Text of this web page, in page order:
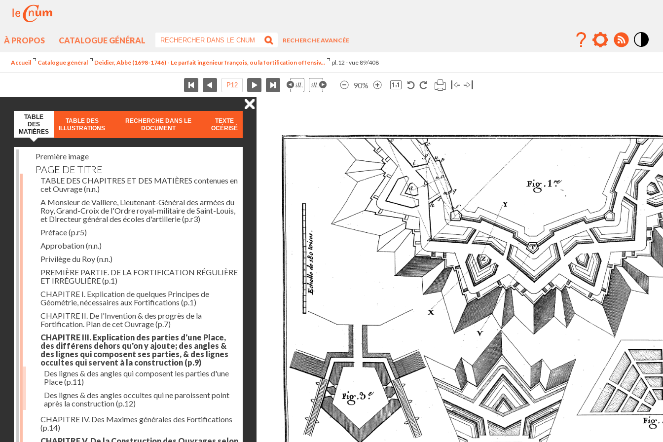
À PROPOS CATALOGUE GÉNÉRAL
RECHERCHE AVANCÉE
Accueil Catalogue général Deidier, Abbé (1698-1746) - Le parfait ingénieur françois, ou la fortification offensiv... pl.12 - vue 89/408
90%
TABLE
DES
MATIÈRES
TABLE DES
ILLUSTRATIONS
RECHERCHE DANS LE
DOCUMENT
TEXTE
OCÉRISÉ
Première image
PAGE DE TITRE
TABLE DES CHAPITRES ET DES MATIÈRES contenues en
cet Ouvrage(n.n.)
A Monsieur de Valliere, Lieutenant-Général des armées du
Roy, Grand-Croix de l'Ordre royal-militaire de Saint-Louis,
et Directeur général des écoles d'artillerie(p.r3)
Préface(p.r5)
Approbation(n.n.)
Privilège du Roy(n.n.)
PREMIÈRE PARTIE. DE LA FORTIFICATION RÉGULIÈRE
ET IRRÉGULIÈRE(p.1)
CHAPITRE I. Explication de quelques Principes de
Géométrie, nécessaires aux Fortifications (p.1)
CHAPITRE II. De l'Invention & des progrès de la
Fortification. Plan de cet Ouvrage(p.7)
CHAPITRE III. Explication des parties d'une Place,
des différens dehors qu'on y ajoute; des angles &
des lignes qui composent ses parties, & des lignes
occultes qui servent à la construction (p.9)
Des lignes & des angles qui composent les parties d'une
Place(p.11)
Des lignes & des angles occultes qui ne paroissent point
après la construction(p.12)
CHAPITRE IV. Des Maximes générales des Fortifications
(p.14)